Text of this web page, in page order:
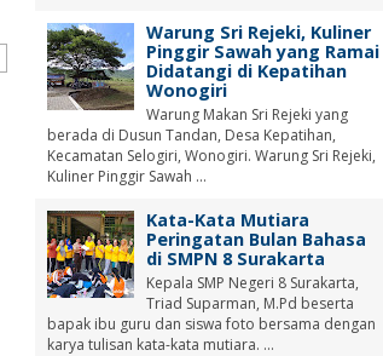
Warung Sri Rejeki, Kuliner
Pinggir Sawah yang Ramai
Didatangi di Kepatihan
Wonogiri
Warung Makan Sri Rejeki yang
berada di Dusun Tandan, Desa Kepatihan,
Kecamatan Selogiri, Wonogiri. Warung Sri Rejeki,
Kuliner Pinggir Sawah ...
Kata-Kata Mutiara
Peringatan Bulan Bahasa
di SMPN 8 Surakarta
Kepala SMP Negeri 8 Surakarta,
Triad Suparman, M.Pd beserta
bapak ibu guru dan siswa foto bersama dengan
karya tulisan kata-kata mutiara. ...